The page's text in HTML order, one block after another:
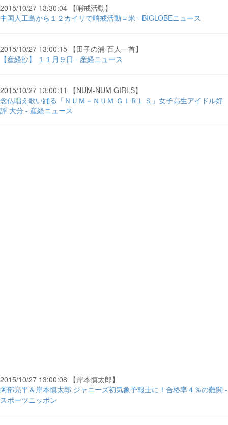
2015/10/27 13:30:04 【哨戒活動】
中国人工島から１２カイリで哨戒活動＝米 - BIGLOBEニュース
2015/10/27 13:00:15 【田子の浦 百人一首】
【産経抄】 １１月９日 - 産経ニュース
2015/10/27 13:00:11 【NUM-NUM GIRLS】
念仏唱え歌い踊る「ＮＵＭ－ＮＵＭ ＧＩＲＬＳ」女子高生アイドル好
評 大分 - 産経ニュース
2015/10/27 13:00:08 【岸本慎太郎】
阿部亮平＆岸本慎太郎 ジャニーズ初気象予報士に！合格率４％の難関 -
スポーツニッポン